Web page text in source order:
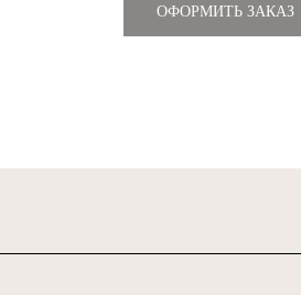
ОФОРМИТЬ ЗАКАЗ